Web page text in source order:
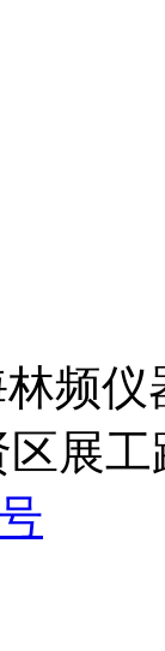
频
展工